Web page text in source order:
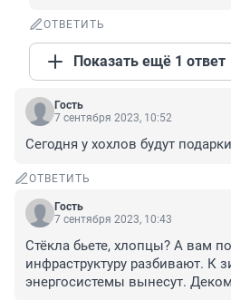
ОТВЕТИТЬ
Показать ещё 1 ответ
Гость
7 сентября 2023, 10:52
Сегодня у хохлов будут
ОТВЕТИТЬ
Гость
7 сентября 2023, 10:43
Стёкла бьете, хлопцы? А вам
инфраструктуру разбивают. К
энергосистемы вынесут.